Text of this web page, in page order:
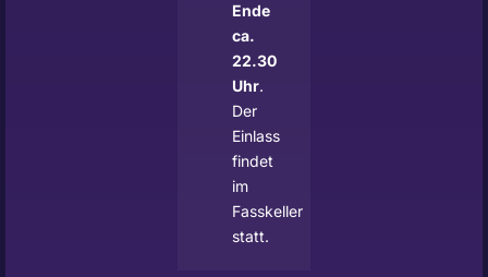
Ende
ca.
22.30
Uhr.
Der
Einlass
findet
im
Fasskeller
statt.